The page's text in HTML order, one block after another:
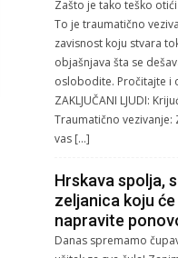
Zašto je tako teško
To je traumatično
zavisnost koju stvara
objašnjava šta se
oslobodite. Pročitajte i
ZAKLJUČANI LJUDI:
Traumatično
vas […]
Hrskava spolja,
zeljanica koju
napravite
Danas spremamo